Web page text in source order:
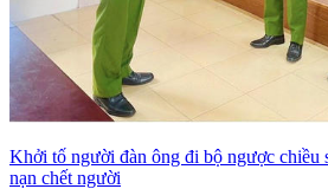
Khởi tố người đàn ông đi bộ ngược chiều
nạn chết người